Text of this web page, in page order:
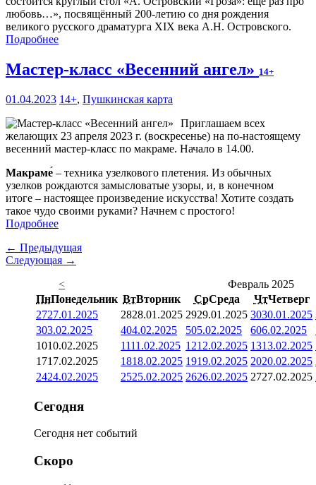
любовь…», посвящённый 200-летию со дня рождения
великого русского драматурга XIX века А.Н. Островского.
Подробнее
Мастер-класс «Весенний ангел» 14+
01.04.2023 14+, Пушкинская карта
Приглашаем всех
желающих 23 апреля 2023 г. (воскресенье) на по-настоящему
весенний мастер-класс по макраме. Начало в 14.00.
Макраме́ – техника узелкового плетения. Из обычных
узелков рождаются замысловатые узоры, и, в конечном
итоге – настоящее произведение искусства! Хотите создать
такое чудо своими руками? Начнем с простого!
Подробнее
← Предыдущая
Следующая →
<
Февраль 2025
ПнПонедельник ВтВторник СрСреда ЧтЧетверг
2727.01.2025 2828.01.2025 2929.01.2025 3030.01.2025
303.02.2025 404.02.2025 505.02.2025 606.02.2025
1010.02.2025 1111.02.2025 1212.02.2025 1313.02.2025
1717.02.2025 1818.02.2025 1919.02.2025 2020.02.2025
2424.02.2025 2525.02.2025 2626.02.2025 2727.02.2025
Сегодня
Сегодня нет событий
Скоро